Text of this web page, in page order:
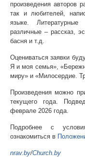
произведения авторов
так и любителей,
языке.
различные – рассказ,
басня и т.д.
Оцениваться заявки
Я и моя семья»,
миру» и «Милосердие.
Произведения можно
текущего года.
феврале 2026 года.
Подробнее с
ознакомиться в
nrav.by/Church.by